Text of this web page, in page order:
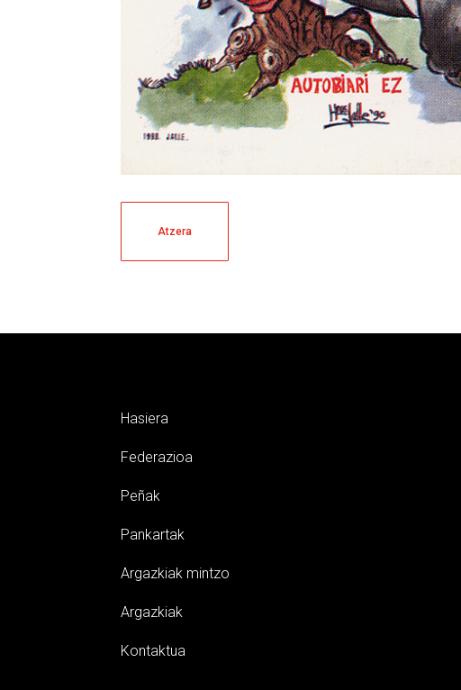
Atzera
Hasiera
Federazioa
Peñak
Pankartak
Argazkiak mintzo
Argazkiak
Kontaktua